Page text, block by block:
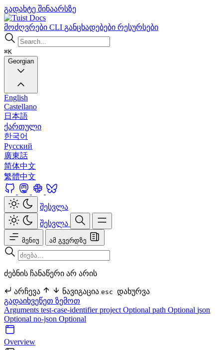
გადახტე შინაარსზე
Docs
მოძღვრები CLI განცხადებები რესურსები
⌘K
Georgian
English
Castellano
日本語
ქართული
한국어
Русский
廣東話
简体中文
繁體中文
შესვლა
შესვლა
მენიუ ამ გვერდზე
ძებნის ჩანაწერი არ არის
არჩევა ნავიგაცია esc დახურვა
გადაიხვეწეთ ზემოთ
Arguments test-case-identifierproject Optional path Optional json
Optional no-json Optional
Overview